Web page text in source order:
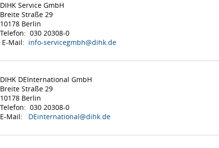
DIHK Service GmbH
Breite Straße 29
10178 Berlin
Telefon: 030 20308-0
E-Mail: info-servicegmbh@dihk.de
DIHK DEInternational GmbH
Breite Straße 29
10178 Berlin
Telefon: 030 20308-0
E-Mail: DEinternational@dihk.de